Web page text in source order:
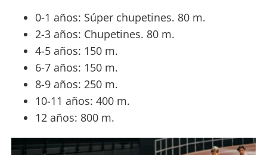
0-1 años: Súper chupetines. 80 m.
2-3 años: Chupetines. 80 m.
4-5 años: 150 m.
6-7 años: 150 m.
8-9 años: 250 m.
10-11 años: 400 m.
12 años: 800 m.